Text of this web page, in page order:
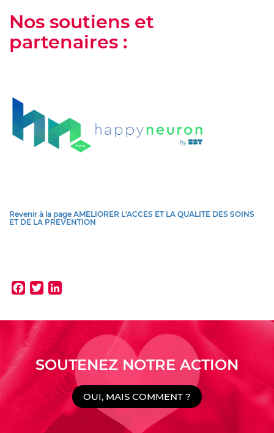
Nos soutiens et
partenaires :
Revenir à la page AMELIORER L'ACCES ET LA QUALITE DES SOINS
ET DE LA PREVENTION
Facebook
Twitter
SOUTENEZ NOTRE ACTION
OUI, MAIS COMMENT ?